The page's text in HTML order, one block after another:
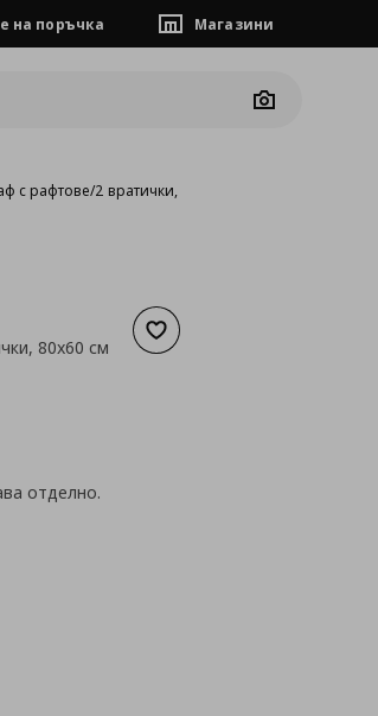
на поръчка Магазини
Camera
с рафтове/2 вратички, 80x60 см
Добави към списъка с
80x60 см
отделно.